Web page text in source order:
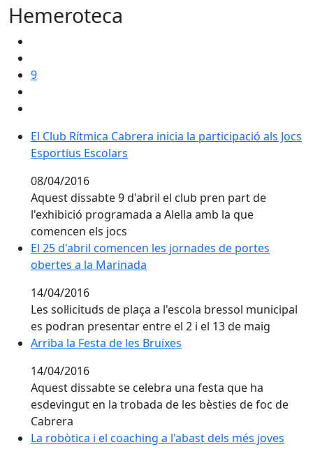
Hemeroteca
9
El Club Rítmica Cabrera inicia la participació als Jocs
El Club Rítmica Cabrera inicia la participació als Jocs
Esportius Escolars
08/04/2016
Aquest dissabte 9 d'abril el club pren part de
l'exhibició programada a Alella amb la que
comencen els jocs
El 25 d'abril comencen les jornades de portes
El 25 d'abril comencen les jornades de portes
obertes a la Marinada
14/04/2016
Les sol·licituds de plaça a l'escola bressol municipal
es podran presentar entre el 2 i el 13 de maig
Arriba la Festa de les Bruixes
Arriba la Festa de les Bruixes
14/04/2016
Aquest dissabte se celebra una festa que ha
esdevingut en la trobada de les bèsties de foc de
Cabrera
La robòtica i el coaching a l'abast dels més joves
La robòtica i el coaching a l'abast dels més joves